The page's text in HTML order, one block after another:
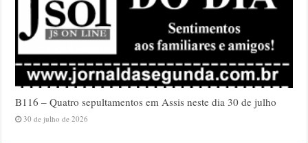
B116 – Quatro sepultamentos em Assis neste dia 30 de julho
30 de julho de 2026